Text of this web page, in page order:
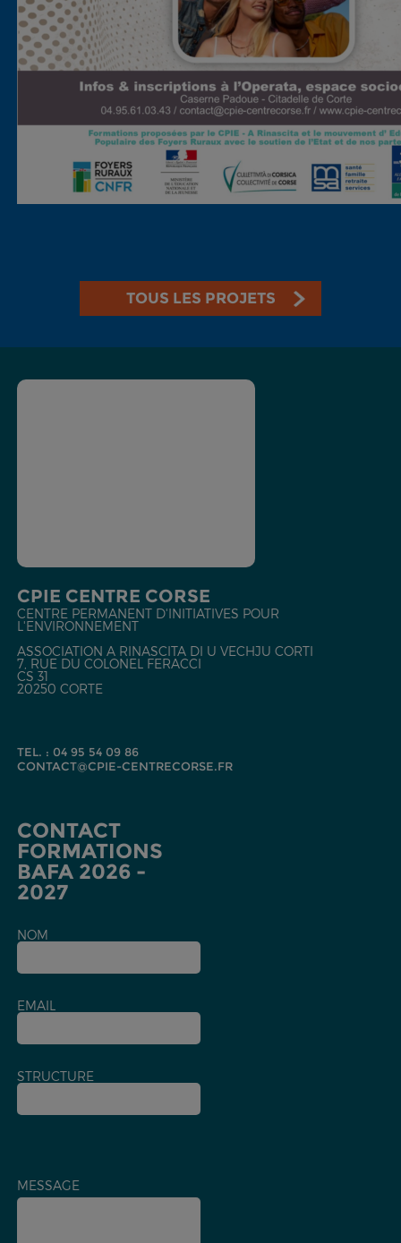
TOUS LES PROJETS
CPIE CENTRE CORSE
CENTRE PERMANENT D'INITIATIVES POUR
L'ENVIRONNEMENT
ASSOCIATION A RINASCITA DI U VECHJU CORTI
7, RUE DU COLONEL FERACCI
CS 31
20250 CORTE
TEL. : 04 95 54 09 86
CONTACT@CPIE-CENTRECORSE.FR
CONTACT
FORMATIONS
BAFA 2026 -
2027
NOM
EMAIL
STRUCTURE
MESSAGE